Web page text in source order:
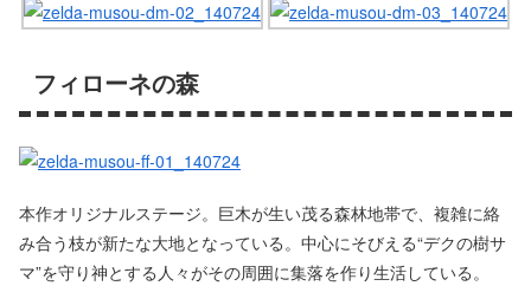
フィローネの森
本作オリジナルステージ。巨木が生い茂る森林地帯で、複雑に絡
み合う枝が新たな大地となっている。中心にそびえる“デクの樹サ
マ”を守り神とする人々がその周囲に集落を作り生活している。